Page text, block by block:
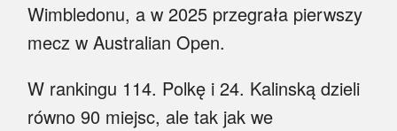
Wimbledonu, a w 2025 przegrała pierwszy
mecz w Australian Open.
W rankingu 114. Polkę i 24. Kalinską dzieli
równo 90 miejsc, ale tak jak we